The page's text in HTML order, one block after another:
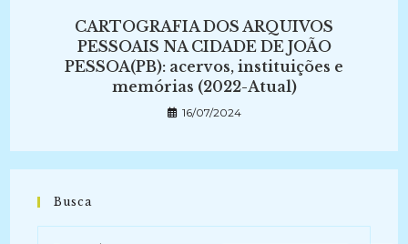
CARTOGRAFIA DOS ARQUIVOS
PESSOAIS NA CIDADE DE JOÃO
PESSOA(PB): acervos, instituições e
memórias (2022-Atual)
16/07/2024
Busca